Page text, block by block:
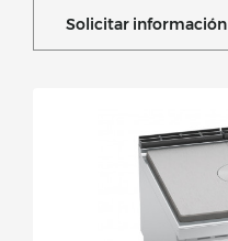
Solicitar información